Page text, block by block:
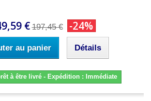
€ 197,45 € -24%
au panier Détails
à être livré - Expédition : Immédiate